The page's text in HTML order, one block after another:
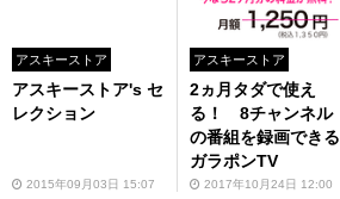
アスキーストア
アスキーストア's セ
レクション
2015年09月03日 15:07
アスキーストア
2ヵ月タダで使え
る！ 8チャンネル
の番組を録画できる
ガラポンTV
2017年10月24日 12:00